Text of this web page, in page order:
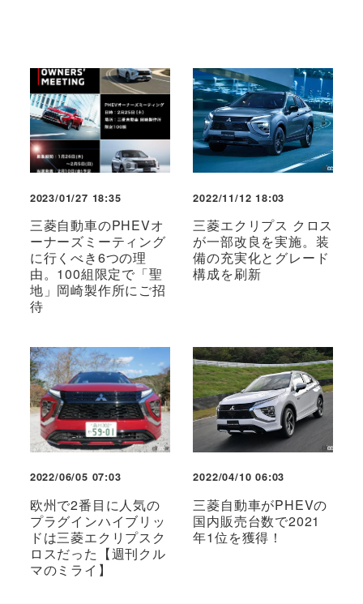
2023/01/27 18:35
三菱自動車のPHEVオ
ーナーズミーティング
に行くべき6つの理
由。100組限定で「聖
地」岡崎製作所にご招
待
2022/11/12 18:03
三菱エクリプス クロス
が一部改良を実施。装
備の充実化とグレード
構成を刷新
2022/06/05 07:03
欧州で2番目に人気の
プラグインハイブリッ
ドは三菱エクリプスク
ロスだった【週刊クル
マのミライ】
2022/04/10 06:03
三菱自動車がPHEVの
国内販売台数で2021
年1位を獲得！